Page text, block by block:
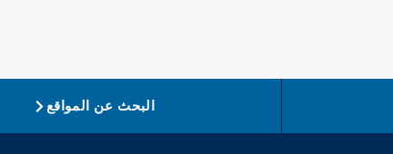
البحث عن المواقع